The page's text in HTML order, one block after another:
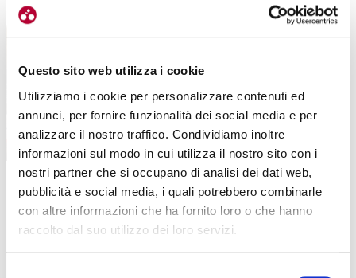
Questo sito web utilizza i cookie
Utilizziamo i cookie per personalizzare contenuti ed
annunci, per fornire funzionalità dei social media e per
analizzare il nostro traffico. Condividiamo inoltre
informazioni sul modo in cui utilizza il nostro sito con i
nostri partner che si occupano di analisi dei dati web,
pubblicità e social media, i quali potrebbero combinarle
con altre informazioni che ha fornito loro o che hanno
raccolto dal suo utilizzo dei loro servizi.
26-11-2025
24 ORE DI FELTRE: APERTURA ISCRIZIONI,
GIOVANI E SOLIDARIETÀ
Alla sfida feltrina gareggiano non solo le squadre, ma
|14-10-2025
Ivan Piol,